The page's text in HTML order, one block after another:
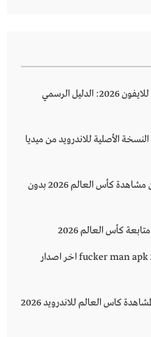
تحميل تطبيق Eashahtech اعاشتك للايفون 2026: الدليل الرسمي
لعبة فكرمان Fuckerman Rv Apk النسخة الأصلية للاندرويد من ميديا
تحميل تطبيق ياسين تيفي على الايفون مشاهدة كأس العالم 2026 بدون
كأس العالم 2026
تحميل لعبة فكر مان للاندرويد 2026 fucker man apk اخر اصدار
olrockt com موقع olrockt com لمشاهدة كاس العالم للاندرويد 2026